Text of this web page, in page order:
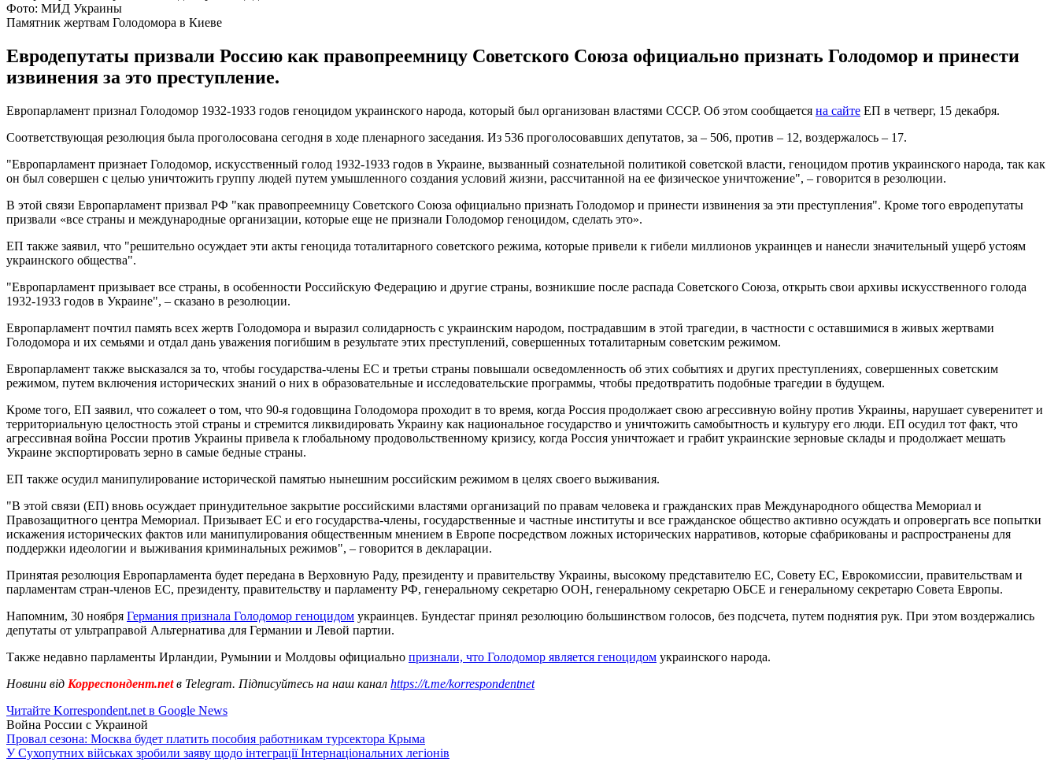
Фото: МИД Украины
Памятник жертвам Голодомора в Киеве
Евродепутаты призвали Россию как правопреемницу Советского Союза официально признать Голодомор и принести
извинения за это преступление.
Европарламент признал Голодомор 1932-1933 годов геноцидом украинского народа, который был организован властями СССР. Об этом сообщается на сайте ЕП в четверг, 15 декабря.
Соответствующая резолюция была проголосована сегодня в ходе пленарного заседания. Из 536 проголосовавших депутатов, за – 506, против – 12, воздержалось – 17.
"Европарламент признает Голодомор, искусственный голод 1932-1933 годов в Украине, вызванный сознательной политикой советской власти, геноцидом против украинского народа, так как
он был совершен с целью уничтожить группу людей путем умышленного создания условий жизни, рассчитанной на ее физическое уничтожение", – говорится в резолюции.
В этой связи Европарламент призвал РФ "как правопреемницу Советского Союза официально признать Голодомор и принести извинения за эти преступления". Кроме того евродепутаты
призвали «все страны и международные организации, которые еще не признали Голодомор геноцидом, сделать это».
ЕП также заявил, что "решительно осуждает эти акты геноцида тоталитарного советского режима, которые привели к гибели миллионов украинцев и нанесли значительный ущерб устоям
украинского общества".
"Европарламент призывает все страны, в особенности Российскую Федерацию и другие страны, возникшие после распада Советского Союза, открыть свои архивы искусственного голода
1932-1933 годов в Украине", – сказано в резолюции.
Европарламент почтил память всех жертв Голодомора и выразил солидарность с украинским народом, пострадавшим в этой трагедии, в частности с оставшимися в живых жертвами
Голодомора и их семьями и отдал дань уважения погибшим в результате этих преступлений, совершенных тоталитарным советским режимом.
Европарламент также высказался за то, чтобы государства-члены ЕС и третьи страны повышали осведомленность об этих событиях и других преступлениях, совершенных советским
режимом, путем включения исторических знаний о них в образовательные и исследовательские программы, чтобы предотвратить подобные трагедии в будущем.
Кроме того, ЕП заявил, что сожалеет о том, что 90-я годовщина Голодомора проходит в то время, когда Россия продолжает свою агрессивную войну против Украины, нарушает суверенитет и
территориальную целостность этой страны и стремится ликвидировать Украину как национальное государство и уничтожить самобытность и культуру его люди. ЕП осудил тот факт, что
агрессивная война России против Украины привела к глобальному продовольственному кризису, когда Россия уничтожает и грабит украинские зерновые склады и продолжает мешать
Украине экспортировать зерно в самые бедные страны.
ЕП также осудил манипулирование исторической памятью нынешним российским режимом в целях своего выживания.
"В этой связи (ЕП) вновь осуждает принудительное закрытие российскими властями организаций по правам человека и гражданских прав Международного общества Мемориал и
Правозащитного центра Мемориал. Призывает ЕС и его государства-члены, государственные и частные институты и все гражданское общество активно осуждать и опровергать все попытки
искажения исторических фактов или манипулирования общественным мнением в Европе посредством ложных исторических нарративов, которые сфабрикованы и распространены для
поддержки идеологии и выживания криминальных режимов", – говорится в декларации.
Принятая резолюция Европарламента будет передана в Верховную Раду, президенту и правительству Украины, высокому представителю ЕС, Совету ЕС, Еврокомиссии, правительствам и
парламентам стран-членов ЕС, президенту, правительству и парламенту РФ, генеральному секретарю ООН, генеральному секретарю ОБСЕ и генеральному секретарю Совета Европы.
Напомним, 30 ноября Германия признала Голодомор геноцидом украинцев. Бундестаг принял резолюцию большинством голосов, без подсчета, путем поднятия рук. При этом воздержались
депутаты от ультраправой Альтернатива для Германии и Левой партии.
Также недавно парламенты Ирландии, Румынии и Молдовы официально признали, что Голодомор является геноцидом украинского народа.
Новини від Корреспондент.netв Telegram. Підписуйтесь на наш канал https://t.me/korrespondentnet
Читайте Korrespondent.net в Google News
Война России с Украиной
Провал сезона: Москва будет платить пособия работникам турсектора Крыма
У Сухопутних військах зробили заяву щодо інтеграції Інтернаціональних легіонів